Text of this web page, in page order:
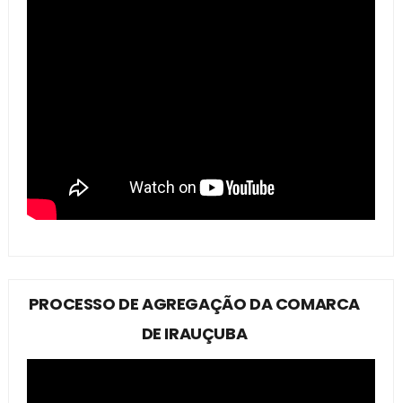
PROCESSO DE AGREGAÇÃO DA COMARCA
DE IRAUÇUBA